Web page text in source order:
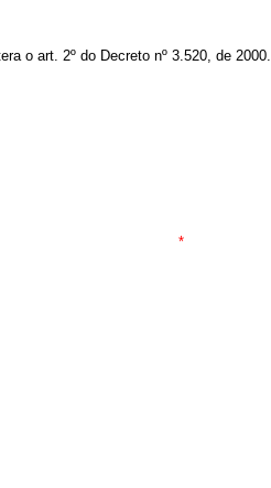
o art. 2º do Decreto nº 3.520, de 2000.
*